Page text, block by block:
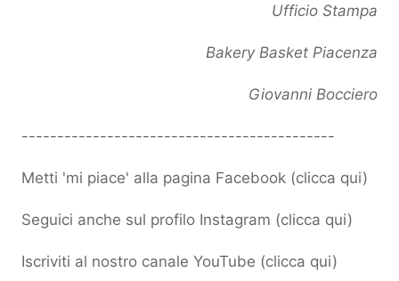
Ufficio Stampa
Bakery Basket Piacenza
Giovanni Bocciero
--------------------------------------------
Metti 'mi piace' alla pagina Facebook (clicca qui)
Seguici anche sul profilo Instagram (clicca qui)
Iscriviti al nostro canale YouTube (clicca qui)